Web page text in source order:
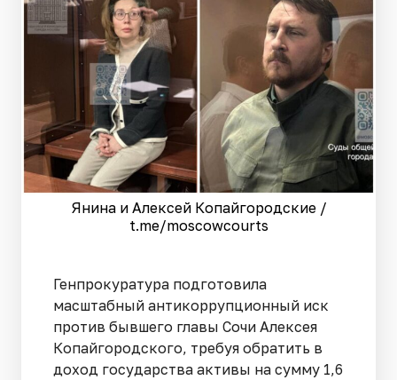
Янина и Алексей Копайгородские /
t.me/moscowcourts
Генпрокуратура подготовила
масштабный антикоррупционный иск
против бывшего главы Сочи Алексея
Копайгородско­го, требуя обратить в
доход государства активы на сумму 1,6